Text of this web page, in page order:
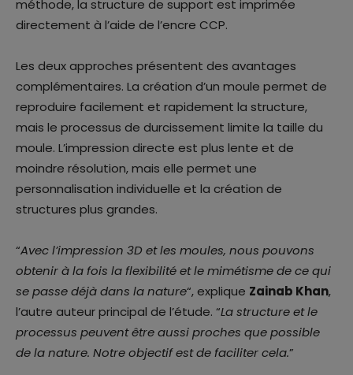
méthode, la structure de support est imprimée
directement à l’aide de l’encre CCP.
Les deux approches présentent des avantages
complémentaires. La création d’un moule permet de
reproduire facilement et rapidement la structure,
mais le processus de durcissement limite la taille du
moule. L’impression directe est plus lente et de
moindre résolution, mais elle permet une
personnalisation individuelle et la création de
structures plus grandes.
“Avec l’impression 3D et les moules, nous pouvons
obtenir à la fois la flexibilité et le mimétisme de ce qui
se passe déjà dans la nature“, explique Zainab Khan,
l’autre auteur principal de l’étude. “La structure et le
processus peuvent être aussi proches que possible
de la nature. Notre objectif est de faciliter cela.”